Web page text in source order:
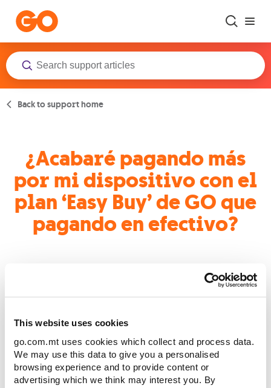
This website uses cookies
go.com.mt uses cookies which collect and process data.
We may use this data to give you a personalised
browsing experience and to provide content or
advertising which we think may interest you. By
Back to support home
¿Acabaré pagando más
por mi dispositivo con el
plan ‘Easy Buy’ de GO que
pagando en efectivo?
Tanto si pagas por adelantado la totalidad del precio del
dispositivo como si lo haces a través de ‘Easy Buy’, acabarás
La ventaja de ‘Easy Buy’ es que, en lugar de abonar el precio
por el dispositivo mediante pagos mensuales reducidos en un
periodo de 36 meses al 0 % de interés.